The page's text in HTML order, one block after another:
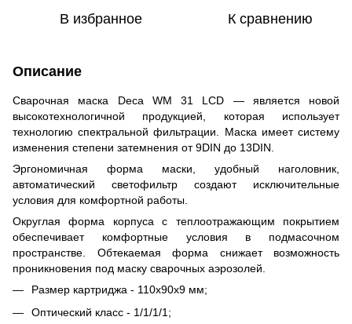
В избранное К сравнению
Описание
Сварочная маска Deca WM 31 LCD — является новой
высокотехнологичной продукцией, которая использует
технологию спектральной фильтрации. Маска имеет систему
изменения степени затемнения от 9DIN до 13DIN.
Эргономичная форма маски, удобный наголовник,
автоматический светофильтр создают исключительные
условия для комфортной работы.
Округлая форма корпуса с теплоотражающим покрытием
обеспечивает комфортные условия в подмасочном
пространстве. Обтекаемая форма снижает возможность
проникновения под маску сварочных аэрозолей.
Размер картриджа - 110х90х9 мм;
Оптический класс - 1/1/1/1;